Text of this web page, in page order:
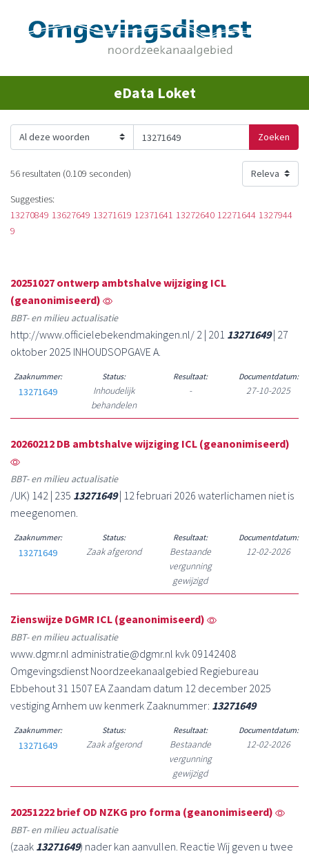
eData Loket
Zoeken
56 resultaten (0.109 seconden)
Suggesties:
13270849 13627649 13271619 12371641 13272640 12271644 1327944
9
20251027 ontwerp ambtshalve wijziging ICL
(geanonimiseerd)
BBT- en milieu actualisatie
http://www.officielebekendmakingen.nl/ 2 | 201 13271649| 27
oktober 2025 INHOUDSOPGAVE A.
Zaaknummer:
13271649
Status:
Inhoudelijk
behandelen
Resultaat:
-
Documentdatum:
27-10-2025
20260212 DB ambtshalve wijziging ICL (geanonimiseerd)
BBT- en milieu actualisatie
/UK) 142 | 235 13271649| 12 februari 2026 waterlichamen niet is
meegenomen.
Zaaknummer:
13271649
Status:
Zaak afgerond
Resultaat:
Bestaande
vergunning
gewijzigd
Documentdatum:
12-02-2026
Zienswijze DGMR ICL (geanonimiseerd)
BBT- en milieu actualisatie
www.dgmr.nl administratie@dgmr.nl kvk 09142408
Omgevingsdienst Noordzeekanaalgebied Regiebureau
Ebbehout 31 1507 EA Zaandam datum 12 december 2025
vestiging Arnhem uw kenmerk Zaaknummer: 13271649
Zaaknummer:
13271649
Status:
Zaak afgerond
Resultaat:
Bestaande
vergunning
gewijzigd
Documentdatum:
12-02-2026
20251222 brief OD NZKG pro forma (geanonimiseerd)
BBT- en milieu actualisatie
(zaak 13271649) nader kan aanvullen. Reactie Wij geven u twee